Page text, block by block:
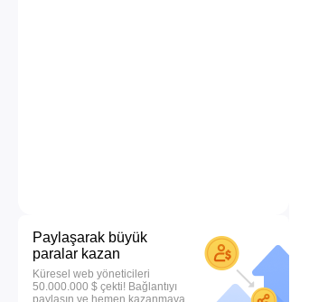
Paylaşarak büyük
paralar kazan
Küresel web yöneticileri
50.000.000 $ çekti! Bağlantıyı
paylaşın ve hemen kazanmaya